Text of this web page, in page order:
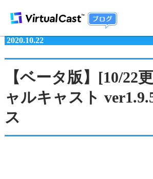
2020.10.22
【ベータ版】[10/22
ャルキャスト
ス